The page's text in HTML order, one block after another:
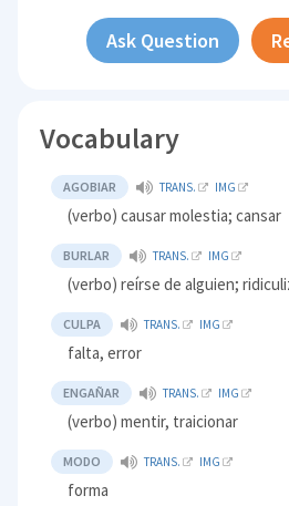
Ask Question
Vocabulary
AGOBIAR TRANS. IMG
(verbo) causar molestia; cansar
BURLAR TRANS. IMG
(verbo) reírse de alguien;
CULPA TRANS. IMG
falta, error
ENGAÑAR TRANS. IMG
(verbo) mentir, traicionar
MODO TRANS. IMG
forma